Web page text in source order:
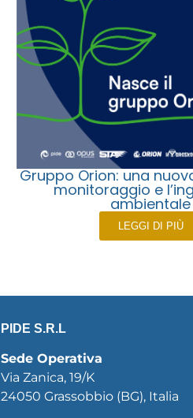
Gruppo Orion: una
monitoraggio e
ambientale
LEGGI DI PIÙ
PIDE S.R.L
Sede Operativa
Via Zanica, 19/K
24050 Grassobbio (BG), Italia